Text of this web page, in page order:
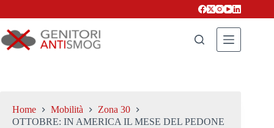
Home Mobilità
Zona 30
OTTOBRE: IN AMERICA IL MESE DEL PEDONE